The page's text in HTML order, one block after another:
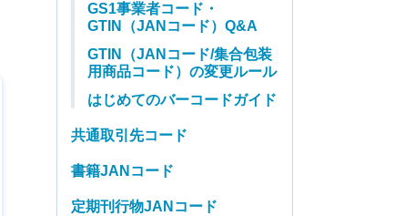
GS1事業者コード・
GTIN（JANコード）Q&A
GTIN（JANコード/集合包装
用商品コード）の変更ルール
はじめてのバーコードガイド
共通取引先コード
書籍JANコード
定期刊行物JANコード